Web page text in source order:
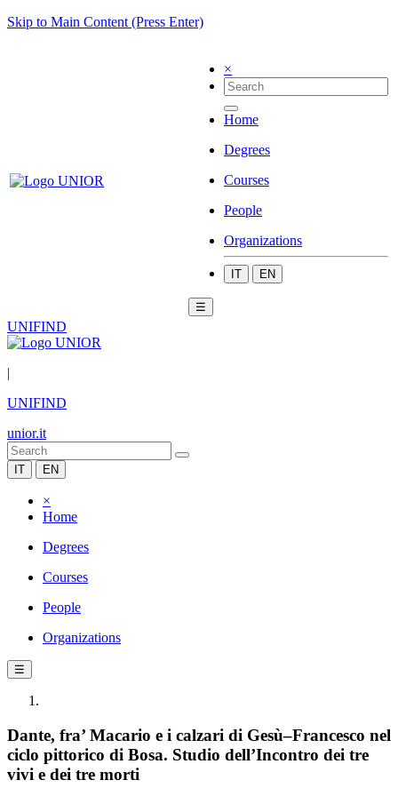
Skip to Main Content (Press Enter)
×
Home
Degrees
Courses
People
Organizations
IT EN
☰
UNIFIND
|
UNIFIND
unior.it
IT EN
×
Home
Degrees
Courses
People
Organizations
☰
Dante, fra’ Macario e i calzari di Gesù–Francesco nel
ciclo pittorico di Bosa. Studio dell’Incontro dei tre
vivi e dei tre morti